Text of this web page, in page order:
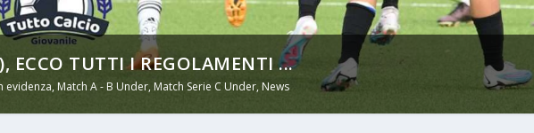
ECCO TUTTI I REGOLAMENTI ...
evidenza,Match A - B Under,Match Serie C Under,News